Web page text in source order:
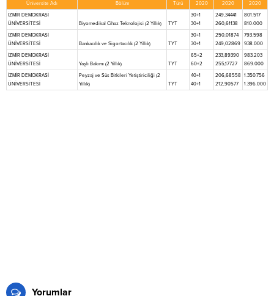
Üniversite Adı Bölüm
Türü
2020
2020
2020
İZMİR DEMOKRASİ
ÜNİVERSİTESİ
Biyomedikal Cihaz Teknolojisi (2 Yıllık) TYT
30+1
30+1
249,34441
260,61138
801.517
810.000
İZMİR DEMOKRASİ
ÜNİVERSİTESİ
Bankacılık ve Sigortacılık (2 Yıllık) TYT
30+1
30+1
250,01874
249,02869
793.598
938.000
İZMİR DEMOKRASİ
ÜNİVERSİTESİ
Yaşlı Bakımı (2 Yıllık) TYT
65+2
60+2
233,89390
255,17727
983.203
869.000
İZMİR DEMOKRASİ
ÜNİVERSİTESİ
Peyzaj ve Süs Bitkileri Yetiştiriciliği (2
Yıllık)
TYT
40+1
40+1
206,68558
212,90577
1.350.756
1.396.000
Yorumlar